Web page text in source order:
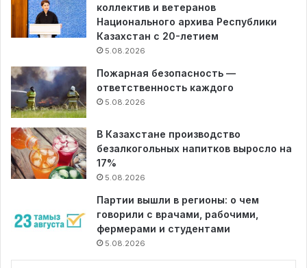
коллектив и ветеранов
Национального архива Республики
Казахстан с 20-летием
5.08.2026
Пожарная безопасность —
ответственность каждого
5.08.2026
В Казахстане производство
безалкогольных напитков выросло на
17%
5.08.2026
Партии вышли в регионы: о чем
говорили с врачами, рабочими,
фермерами и студентами
5.08.2026